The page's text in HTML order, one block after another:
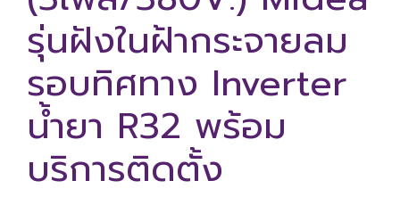
รุ่นฝังในฝ้ากระจายลม
รอบทิศทาง Inverter
น้ำยา R32 พร้อม
บริการติดตั้ง